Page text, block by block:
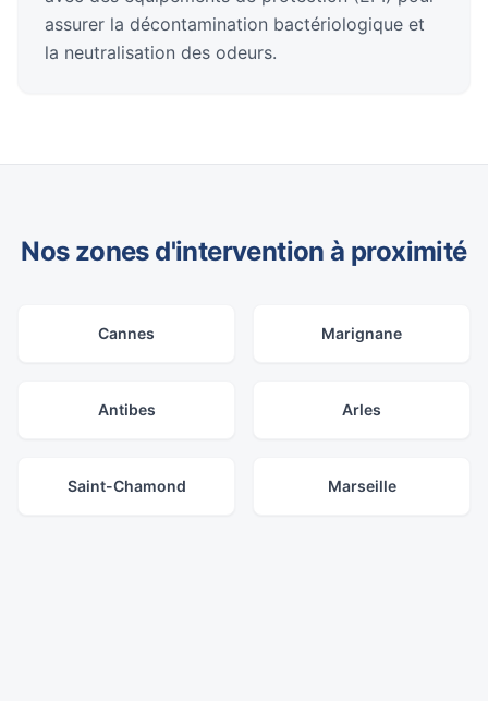
assurer la décontamination bactériologique et
la neutralisation des odeurs.
Nos zones d'intervention à proximité
Cannes Marignane
Antibes Arles
Saint-Chamond Marseille